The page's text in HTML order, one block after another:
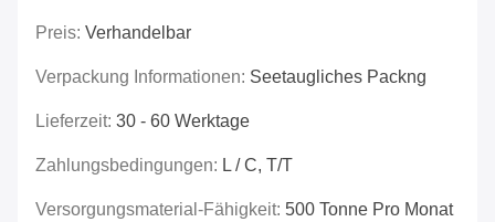
Preis: Verhandelbar
Verpackung Informationen: Seetaugliches Packng
Lieferzeit: 30 - 60 Werktage
Zahlungsbedingungen: L / C, T/T
Versorgungsmaterial-Fähigkeit: 500 Tonne Pro Monat